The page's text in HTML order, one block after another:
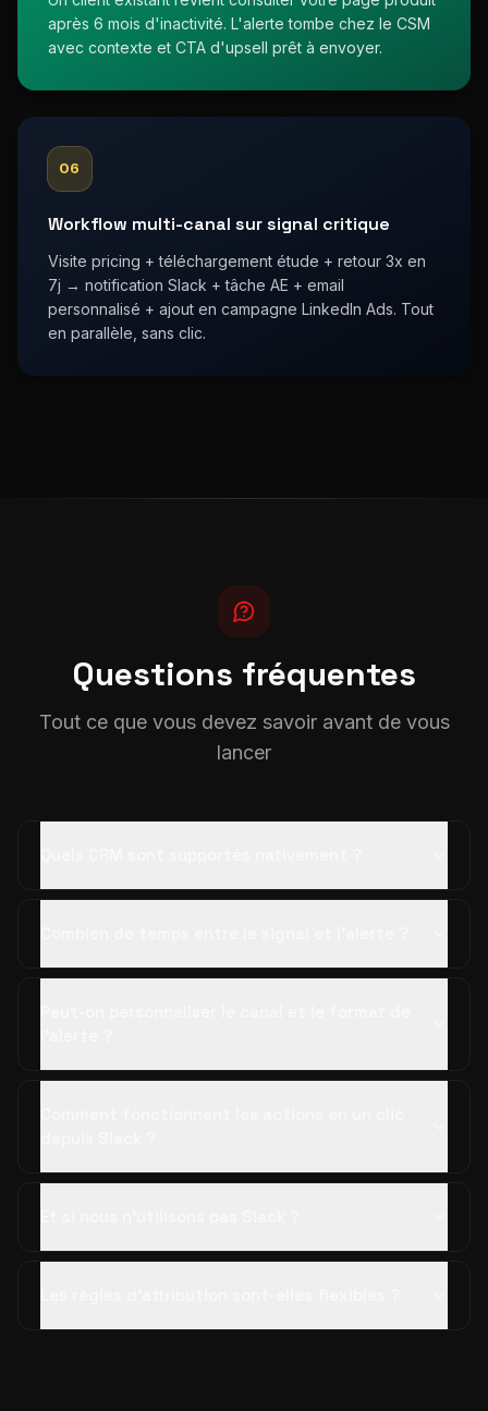
après 6 mois d'inactivité. L'alerte tombe chez le CSM
avec contexte et CTA d'upsell prêt à envoyer.
06
Workflow multi-canal sur signal critique
Visite pricing + téléchargement étude + retour 3x en
7j → notification Slack + tâche AE + email
personnalisé + ajout en campagne LinkedIn Ads. Tout
en parallèle, sans clic.
Questions fréquentes
Tout ce que vous devez savoir avant de vous
lancer